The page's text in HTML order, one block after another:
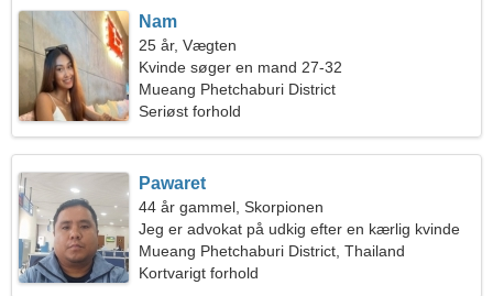
Nam
25 år, Vægten
Kvinde søger en mand 27-32
Mueang Phetchaburi District
Seriøst forhold
Pawaret
44 år gammel, Skorpionen
Jeg er advokat på udkig efter en kærlig kvinde
Mueang Phetchaburi District, Thailand
Kortvarigt forhold